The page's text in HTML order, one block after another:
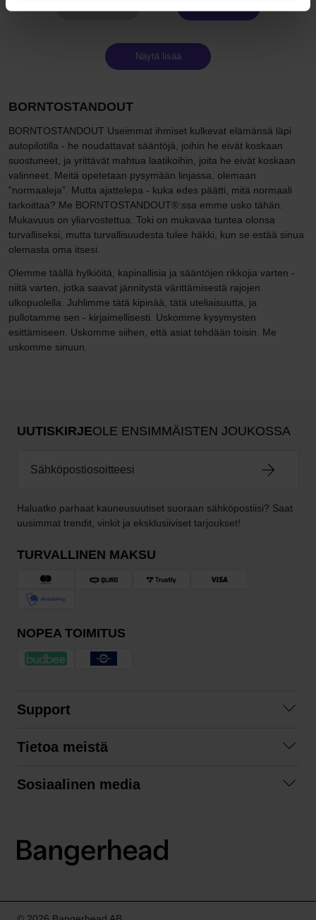
Näytä lisää
BORNTOSTANDOUT
BORNTOSTANDOUT Useimmat ihmiset kulkevat elämänsä läpi
autopilotilla - he noudattavat sääntöjä, joihin he eivät koskaan
suostuneet, ja yrittävät mahtua laatikoihin, joita he eivät koskaan
valinneet. Meitä opetetaan pysymään linjassa, olemaan
”normaaleja”. Mutta ajattelepa - kuka edes päätti, mitä normaali
tarkoittaa? Me BORNTOSTANDOUT®:ssa emme usko tähän.
Mukavuus on yliarvostettua. Toki on mukavaa tuntea olonsa
turvalliseksi, mutta turvallisuudesta tulee häkki, kun se estää sinua
olemasta oma itsesi.
Olemme täällä hylkiöitä, kapinallisia ja sääntöjen rikkojia varten -
niitä varten, jotka saavat jännitystä värittämisestä rajojen
ulkopuolella. Juhlimme tätä kipinää, tätä uteliaisuutta, ja
pullotamme sen - kirjaimellisesti. Uskomme kysymysten
esittämiseen. Uskomme siihen, että asiat tehdään toisin. Me
uskomme sinuun.
UUTISKIRJEOLE ENSIMMÄISTEN JOUKOSSA
Haluatko parhaat kauneusuutiset suoraan sähköpostiisi? Saat
uusimmat trendit, vinkit ja eksklusiiviset tarjoukset!
TURVALLINEN MAKSU
NOPEA TOIMITUS
Support
Tilausehdot
Tietoa meistä
Sosiaalinen media
LinkedIn